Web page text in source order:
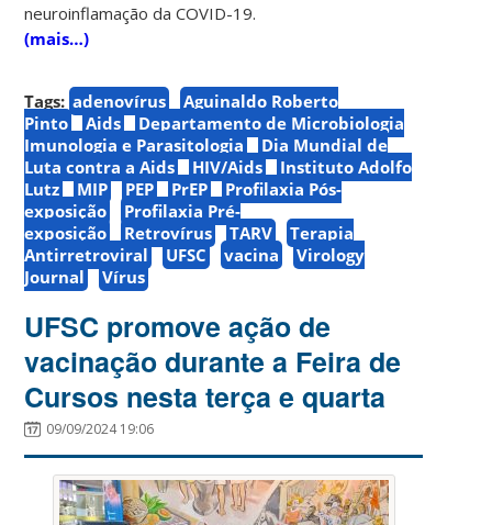
neuroinflamação da COVID-19.
(mais…)
Tags: adenovírus
Aguinaldo Roberto
Pinto
Aids
Departamento de Microbiologia
Imunologia e Parasitologia
Dia Mundial de
Luta contra a Aids
HIV/Aids
Instituto Adolfo
Lutz
MIP PEP PrEP
Profilaxia Pós-
exposição
Profilaxia Pré-
exposição
Retrovírus TARV
Terapia
Antirretroviral
UFSC vacina
Virology
Journal
Vírus
UFSC promove ação de
vacinação durante a Feira de
Cursos nesta terça e quarta
09/09/2024 19:06